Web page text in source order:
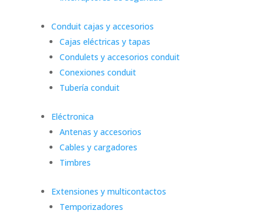
Conduit cajas y accesorios
Cajas eléctricas y tapas
Condulets y accesorios conduit
Conexiones conduit
Tubería conduit
Eléctronica
Antenas y accesorios
Cables y cargadores
Timbres
Extensiones y multicontactos
Temporizadores